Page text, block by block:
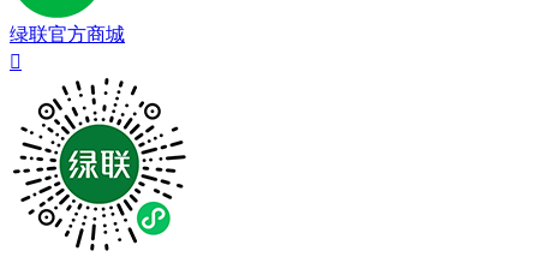
绿联官方商城
